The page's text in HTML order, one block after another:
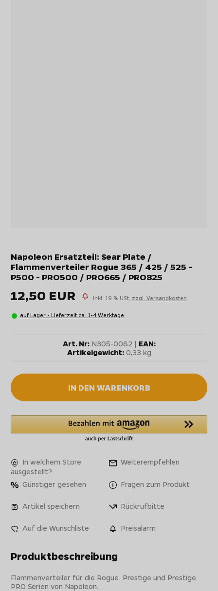
Napoleon Ersatzteil: Sear Plate /
Flammenverteiler Rogue 365 / 425 / 525 -
P500 - PRO500 / PRO665 / PRO825
12,50 EUR inkl. 19 % USt, zzgl. Versandkosten
auf Lager - Lieferzeit ca. 1-4 Werktage
Art. Nr:N305-0082 | EAN:
Artikelgewicht:0,33 kg
IN DEN WARENKORB
In welchem Store
ausgestellt?
Weiterempfehlen
Günstiger gesehen Fragen zum Produkt
Artikel speichern Rückrufbitte
Auf die Wunschliste Preisalarm
Produktbeschreibung
Flammenverteiler für die Rogue, Prestige und Prestige
PRO Serien von Napoleon.